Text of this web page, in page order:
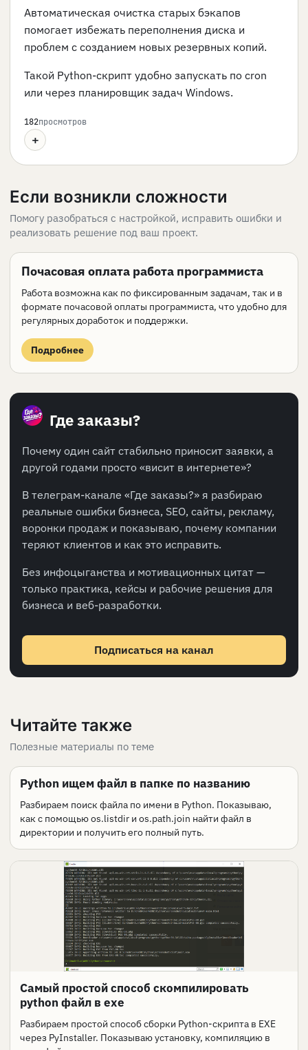
Автоматическая очистка старых бэкапов
помогает избежать переполнения диска и
проблем с созданием новых резервных копий.
Такой Python-скрипт удобно запускать по cron
или через планировщик задач Windows.
182просмотров
+
Если возникли сложности
Помогу разобраться с настройкой, исправить ошибки и
реализовать решение под ваш проект.
Почасовая оплата работа программиста
Работа возможна как по фиксированным задачам, так и в
формате почасовой оплаты программиста, что удобно для
регулярных доработок и поддержки.
Подробнее
Где заказы?
Почему один сайт стабильно приносит заявки, а
другой годами просто «висит в интернете»?
В телеграм-канале «Где заказы?» я разбираю
реальные ошибки бизнеса, SEO, сайты, рекламу,
воронки продаж и показываю, почему компании
теряют клиентов и как это исправить.
Без инфоцыганства и мотивационных цитат —
только практика, кейсы и рабочие решения для
бизнеса и веб-разработки.
Подписаться на канал
Читайте также
Полезные материалы по теме
Python ищем файл в папке по названию
Разбираем поиск файла по имени в Python. Показываю,
как с помощью os.listdir и os.path.join найти файл в
директории и получить его полный путь.
Самый простой способ скомпилировать
python файл в exe
Разбираем простой способ сборки Python-скрипта в EXE
через PyInstaller. Показываю установку, компиляцию в